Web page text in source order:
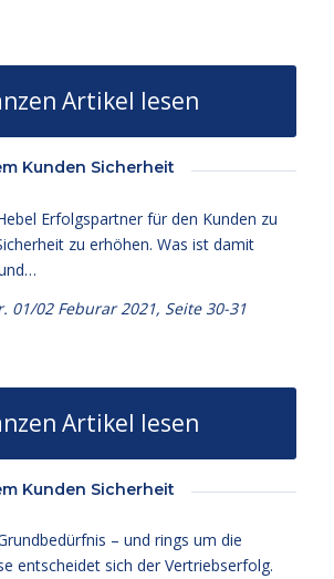
Artikel lesen
Kunden Sicherheit
Erfolgspartner für den Kunden zu
zu erhöhen. Was ist damit
01/02 Feburar 2021, Seite 30-31
Artikel lesen
Kunden Sicherheit
– und rings um die
entscheidet sich der Vertriebserfolg.